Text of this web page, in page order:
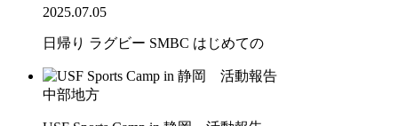
2025.07.05
日帰り ラグビー SMBC はじめての
中部地方